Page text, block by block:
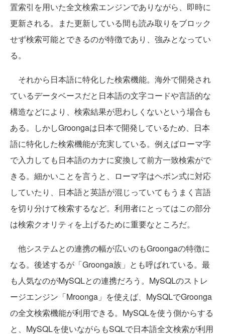
置索引を用いた全文検索エンジンでありながら、即時に
更新される。また更新している間も読み取りをブロック
せず検索可能とできるのが特徴であり、強みとなってい
る。
それから日本語に特化した検索機能。海外で開発され
ているデータベースだと日本語の文字コードや言語的な
構造などにより、検索結果が思わしくないという場合も
ある。しかしGroongaは日本で開発しているため、日本
語に特化した検索機能が充実している。例えばローマ字
で入力しても日本語のカナに変換して前方一致検索がで
きる。細かいことを言うと、ローマ字はヘボン式に対応
していたり、日本語と英語が混じっていてもうまく言語
を切り分けて検索するなど。利用者にとってはこの部分
は検索クオリティを上げるために重要なところだ。
他システムとの連携の幅が広いのもGroongaの特徴に
なる。後述するが「Groonga族」とも呼ばれている。最
も人気なのがMySQLとの連携だろう。MySQLのストレ
ージエンジン「Mroonga」を使えば、MySQLでGroonga
の全文検索機能が利用できる。MySQLを使う側からする
と、MySQLを使いながらもSQLで日本語全文検索が利用